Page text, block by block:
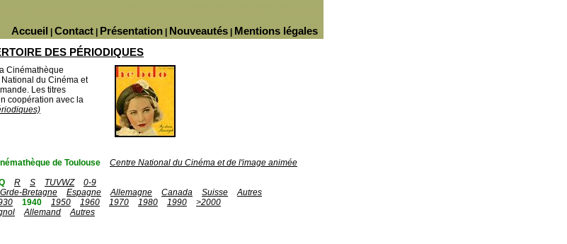
Mentions légales
Nouveautés
Présentation
Contact
Accueil
DES PÉRIODIQUES
Cinémathèque
du Cinéma et
Les titres
coopération avec la
de Toulouse
Centre National du Cinéma et de l'image animée
R S TUVWZ
0-9
Grde-Bretagne Espagne Allemagne Canada Suisse
Autres
1940 1950 1960 1970 1980 1990
>2000
Allemand
Autres